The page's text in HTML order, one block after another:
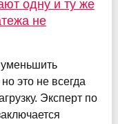
одну и ту же
не
это не всегда
Эксперт по